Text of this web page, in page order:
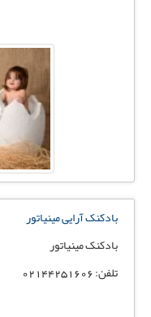
بادکنک آرایی مینیاتور
بادکنک مینیاتور
تلفن: 02144251606